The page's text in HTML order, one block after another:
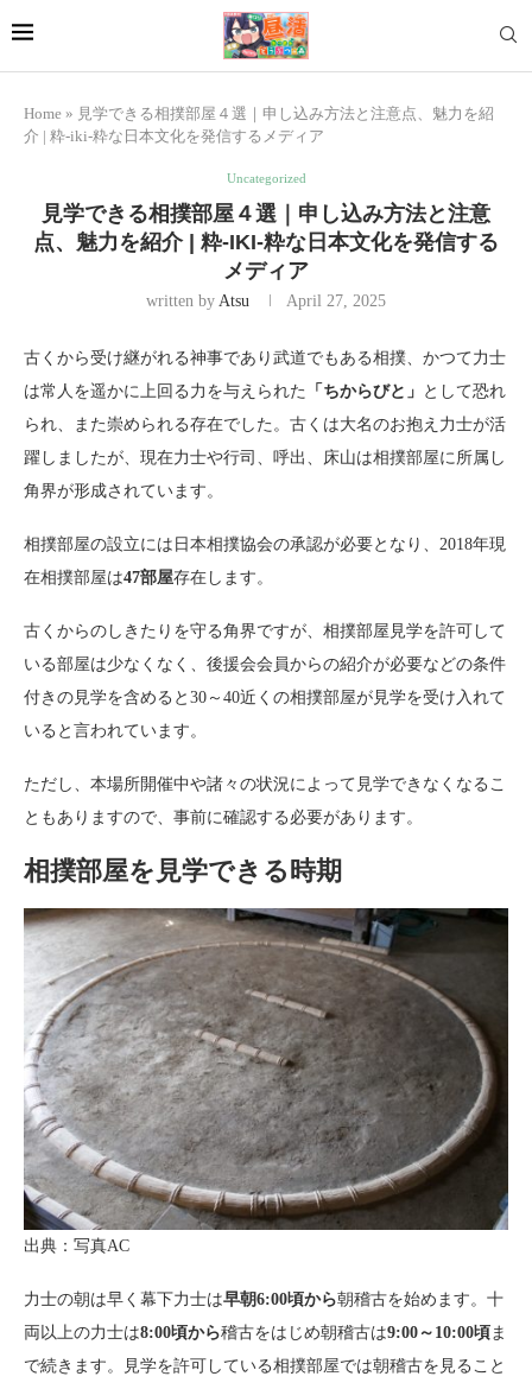
Home » 見学できる相撲部屋４選｜申し込み方法と注意点、魅力を紹
介 | 粋-iki-粋な日本文化を発信するメディア
Uncategorized
見学できる相撲部屋４選｜申し込み方法と注意
点、魅力を紹介 | 粋-IKI-粋な日本文化を発信する
メディア
written by Atsu April 27, 2025
古くから受け継がれる神事であり武道でもある相撲、かつて力士
は常人を遥かに上回る力を与えられた
「ちからびと」 として恐れ
られ、また崇められる存在でした。古くは大名のお抱え力士が活
躍しましたが、現在力士や行司、呼出、床山は相撲部屋に所属し
角界が形成されています。
相撲部屋の設立には日本相撲協会の承認が必要となり、2018年現
在相撲部屋は47部屋存在します。
古くからのしきたりを守る角界ですが、相撲部屋見学を許可して
いる部屋は少なくなく、後援会会員からの紹介が必要などの条件
付きの見学を含めると30～40近くの相撲部屋が見学を受け入れて
いると言われています。
ただし、本場所開催中や諸々の状況によって見学できなくなるこ
ともありますので、事前に確認する必要があります。
相撲部屋を見学できる時期
出典：写真AC
力士の朝は早く幕下力士は早朝6:00頃から朝稽古を始めます。十
両以上の力士は8:00頃から稽古をはじめ朝稽古は9:00～10:00頃ま
で続きます。見学を許可している相撲部屋では朝稽古を見ること